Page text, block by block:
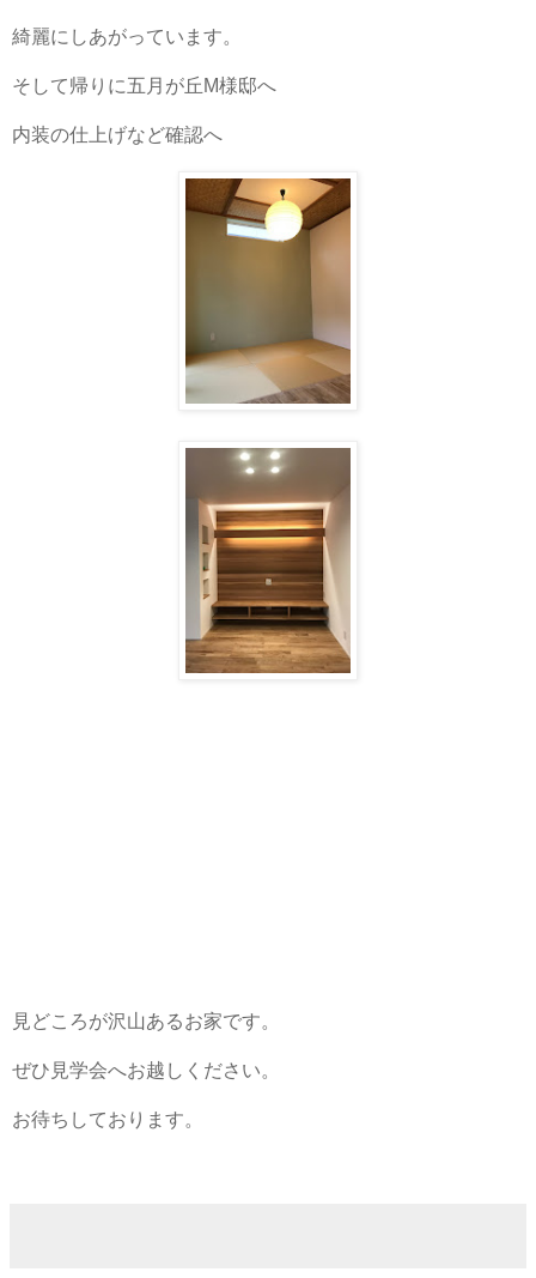
綺麗にしあがっています。
そして帰りに五月が丘 M様邸へ
内装の仕上げなど確認へ
見どころが沢山あるお家です。
ぜひ見学会へお越しください。
お待ちしております。